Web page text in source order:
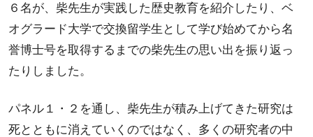
６名が、柴先生が実践した歴史教育を紹介したり、ベ
オグラード大学で交換留学生として学び始めてから名
誉博士号を取得するまでの柴先生の思い出を振り返っ
たりしました。
パネル１・２を通し、柴先生が積み上げてきた研究は
死とともに消えていくのではなく、多くの研究者の中